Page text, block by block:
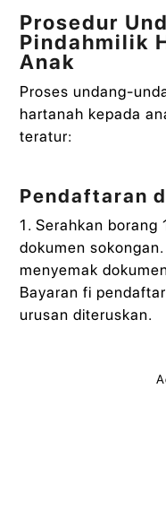
Prosedur
Pindahmilik
Anak
Proses undang-
hartanah kepada
teratur:
Pendaftaran
1. Serahkan borang
dokumen
menyemak
Bayaran fi
urusan diteruskan.